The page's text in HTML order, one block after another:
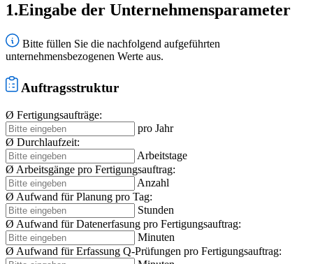
1.Eingabe der Unternehmensparameter
Bitte füllen Sie die nachfolgend aufgeführten
unternehmensbezogenen Werte aus.
Auftragsstruktur
Ø Fertigungsaufträge:
pro Jahr
Ø Durchlaufzeit:
Arbeitstage
Ø Arbeitsgänge pro Fertigungsauftrag:
Anzahl
Ø Aufwand für Planung pro Tag:
Stunden
Ø Aufwand für Datenerfasung pro Fertigungsauftrag:
Minuten
Ø Aufwand für Erfassung Q-Prüfungen pro Fertigungsauftrag: